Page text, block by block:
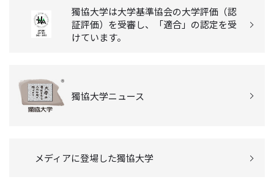
獨協大学は大学基準協会の大学評価（認
証評価）を受審し、「適合」の認定を受
けています。
獨協大学ニュース
メディアに登場した獨協大学